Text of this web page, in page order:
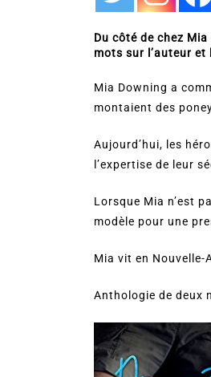
Du côté de chez
mots sur l’auteur et
Mia Downing a
montaient des
Aujourd’hui, les
l’expertise de leur
Lorsque Mia n’est
modèle pour une
Mia vit en
Anthologie de deux